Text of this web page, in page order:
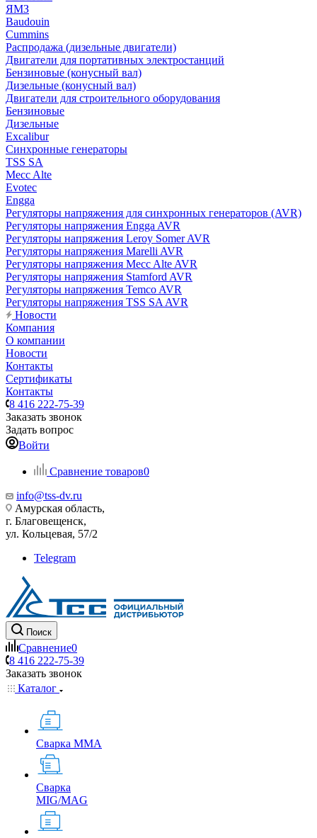
ЯМЗ
Baudouin
Cummins
Распродажа (дизельные двигатели)
Двигатели для портативных электростанций
Бензиновые (конусный вал)
Дизельные (конусный вал)
Двигатели для строительного оборудования
Бензиновые
Дизельные
Excalibur
Синхронные генераторы
TSS SA
Mecc Alte
Evotec
Engga
Регуляторы напряжения для синхронных генераторов (AVR)
Регуляторы напряжения Engga AVR
Регуляторы напряжения Leroy Somer AVR
Регуляторы напряжения Marelli AVR
Регуляторы напряжения Mecc Alte AVR
Регуляторы напряжения Stamford AVR
Регуляторы напряжения Temco AVR
Регуляторы напряжения TSS SA AVR
Новости
Компания
О компании
Новости
Контакты
Сертификаты
Контакты
8 416 222-75-39
Заказать звонок
Задать вопрос
Войти
Сравнение товаров0
info@tss-dv.ru
Амурская область,
г. Благовещенск,
ул. Кольцевая, 57/2
Telegram
Поиск
Сравнение0
8 416 222-75-39
Заказать звонок
Каталог
Сварка MMA
Сварка
MIG/MAG